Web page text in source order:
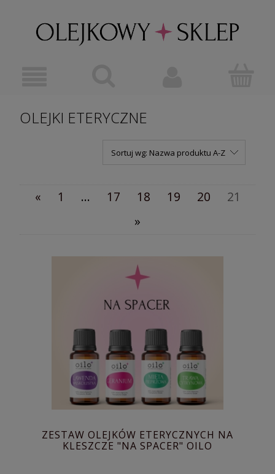
OLEJKI ETERYCZNE
Sortuj wg: Nazwa produktu A-Z
« 1 ... 17 18 19 20
21
»
ZESTAW OLEJKÓW ETERYCZNYCH NA
KLESZCZE "NA SPACER" OILO